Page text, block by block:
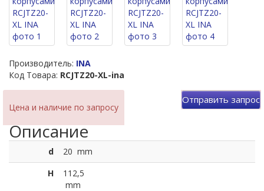
Производитель: INA
Код Товара: RCJTZ20-XL-ina
Цена и наличие по запросу
Отправить запрос
Описание
d 20 mm
H
112,5
mm